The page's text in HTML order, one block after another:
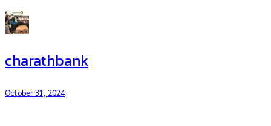
charathbank
October 31, 2024